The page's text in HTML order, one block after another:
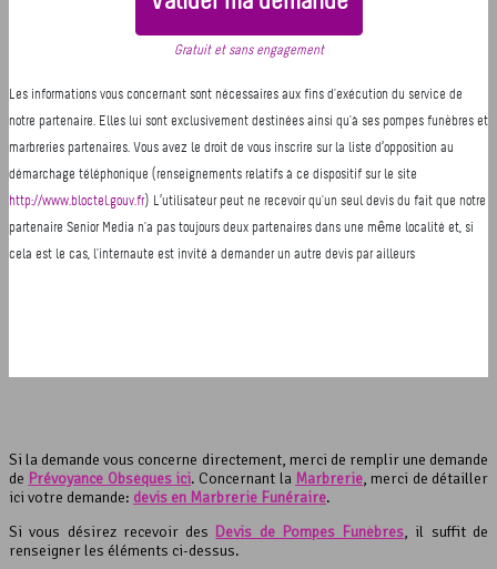
Si la demande vous concerne directement, merci de remplir une demande
de Prévoyance Obsèques ici. Concernant la Marbrerie, merci de détailler
ici votre demande: devis en Marbrerie Funéraire.
Si vous désirez recevoir des Devis de Pompes Funèbres, il suffit de
renseigner les éléments ci-dessus.